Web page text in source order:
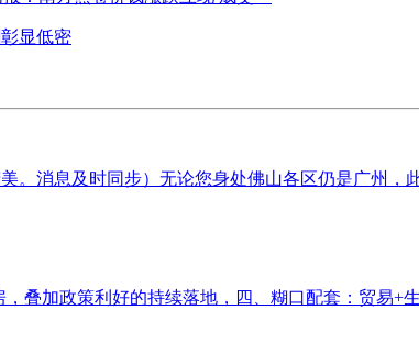
显低密
。消息及时同步）无论您身处佛山各区仍是广州
，叠加政策利好的持续落地，四、糊口配套：贸易